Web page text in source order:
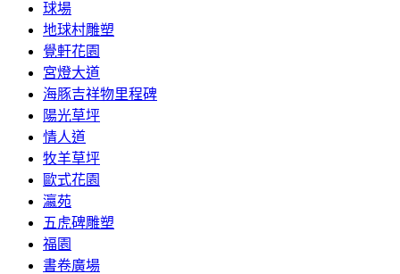
球場
地球村雕塑
覺軒花園
宮燈大道
海豚吉祥物里程碑
陽光草坪
情人道
牧羊草坪
歐式花園
瀛苑
五虎碑雕塑
福園
書卷廣場